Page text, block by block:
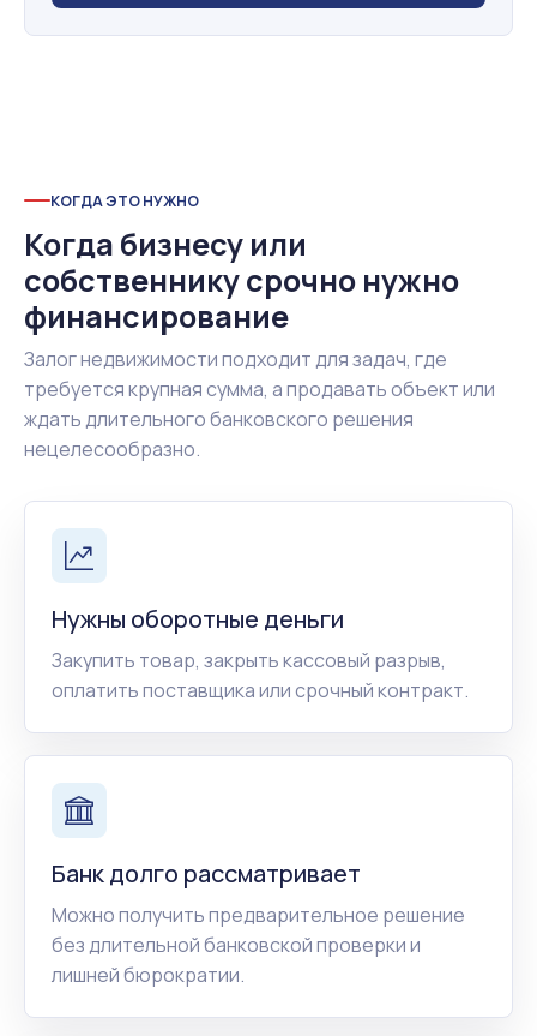
КОГДА ЭТО НУЖНО
Когда бизнесу или
собственнику срочно нужно
финансирование
Залог недвижимости подходит для задач, где
требуется крупная сумма, а продавать объект или
ждать длительного банковского решения
нецелесообразно.
Нужны оборотные деньги
Закупить товар, закрыть кассовый разрыв,
оплатить поставщика или срочный контракт.
Банк долго рассматривает
Можно получить предварительное решение
без длительной банковской проверки и
лишней бюрократии.